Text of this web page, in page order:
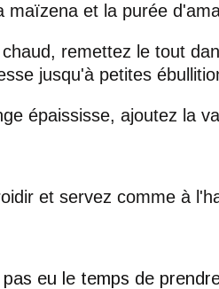
maïzena et la purée
remettez le tout
jusqu'à petites
épaississe, ajoutez la
et servez comme à
eu le temps de